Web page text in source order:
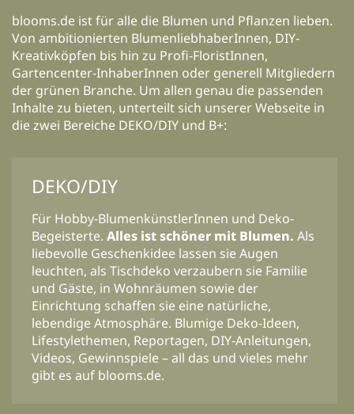
blooms.de ist für alle die Blumen und Pflanzen lieben.
Von ambitionierten BlumenliebhaberInnen, DIY-
Kreativköpfen bis hin zu Profi-FloristInnen,
Gartencenter-InhaberInnen oder generell Mitgliedern
der grünen Branche. Um allen genau die passenden
Inhalte zu bieten, unterteilt sich unserer Webseite in
die zwei Bereiche DEKO/DIY und B+:
DEKO/DIY
Für Hobby-BlumenkünstlerInnen und Deko-
Begeisterte. Alles ist schöner mit Blumen. Als
liebevolle Geschenkidee lassen sie Augen
leuchten, als Tischdeko verzaubern sie Familie
und Gäste, in Wohnräumen sowie der
Einrichtung schaffen sie eine natürliche,
lebendige Atmosphäre. Blumige Deko-Ideen,
Lifestylethemen, Reportagen, DIY-Anleitungen,
Videos, Gewinnspiele – all das und vieles mehr
gibt es auf blooms.de.